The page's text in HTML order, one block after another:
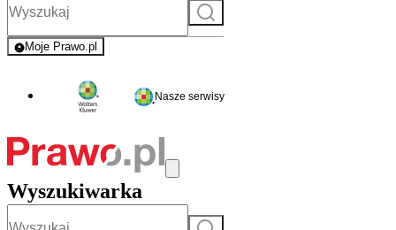
Szukaj
Moje Prawo.pl
- rejestracja i logowanie do serwisu
Nasze serwisy
Wyszukiwarka
Szukaj